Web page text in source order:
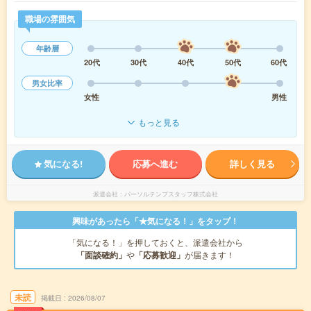
職場の雰囲気
年齢層
20代
30代 40代 50代
60代
男女比率
女性
男性
もっと見る
気になる! 応募へ進む 詳しく見る
派遣会社 パーソルテンプスタッフ株式会社
興味があったら「★気になる！」をタップ！
「気になる！」を押しておくと、派遣会社から
「面談確約」 や 「応募歓迎」 が届きます！
未読 掲載日 2026/08/07